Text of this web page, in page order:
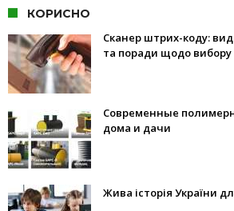
КОРИСНО
Сканер штрих-коду:
та поради щодо вибору
Современные
дома и дачи
Жива історія України